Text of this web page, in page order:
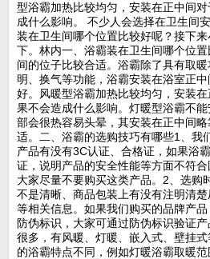
型浴霸加热比较均匀，安装在正中间
成什么影响。 不少人会选择在卫生间
装在卫生间哪个位置比较好呢？接下
下。林内一、浴霸装在卫生间哪个位
间的位子比较合适。浴霸除了具有取
明、换气等功能，浴霸安装在浴室正
好。风暖型浴霸加热比较均匀，安装
果不会造成什么影响。灯暖型浴霸不
部会很热容易头晕，其安装在正中间
适。二、浴霸的选购技巧有哪些1、我
产品有没有3C认证、合格证，如果浴
证，说明产品的安全性能等方面不符合
大家尽量不要购买这类产品。2、选购
不是清晰、商品包装上有没有注明清
等相关信息。如果我们购买的品牌产
防伪标识，大家可通过防伪标识验证
很多，有风暖、灯暖、嵌入式、壁挂
的浴霸特点不同，例如灯暖浴霸取暖